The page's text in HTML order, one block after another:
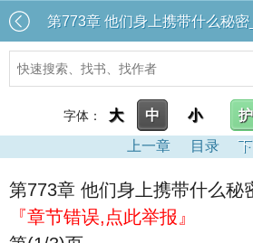
第773章 他们身上携带什么秘
字体： 大 中 小
上一章
目录
第773章 他们身上携带什么秘
『章节错误,点此举报』